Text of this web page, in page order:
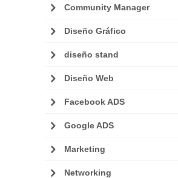
Community Manager
Diseño Gráfico
diseño stand
Diseño Web
Facebook ADS
Google ADS
Marketing
Networking